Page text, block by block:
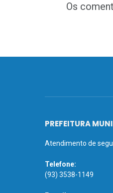
Os
PREFEITURA
Atendimento de
Telefone:
(93) 3538-1149